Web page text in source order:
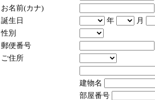
お名前(カナ)
誕生日
年
月
性別
郵便番号
ご住所
建物名
部屋番号